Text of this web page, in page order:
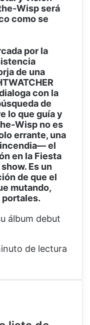
Wisp será
como se
por la
de una
con la
de
lo que guía y
Wisp no es
errante, una
el
en la Fiesta
Es un
de que el
mutando,
de lectura